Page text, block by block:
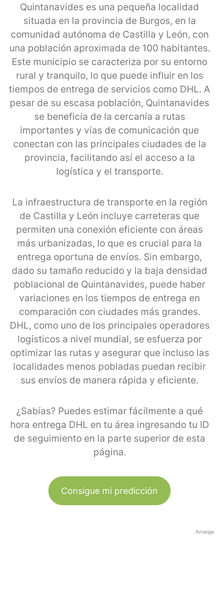
Quintanavides es una pequeña localidad
situada en la provincia de Burgos, en la
comunidad autónoma de Castilla y León, con
una población aproximada de 100 habitantes.
Este municipio se caracteriza por su entorno
rural y tranquilo, lo que puede influir en los
tiempos de entrega de servicios como DHL. A
pesar de su escasa población, Quintanavides
se beneficia de la cercanía a rutas
importantes y vías de comunicación que
conectan con las principales ciudades de la
provincia, facilitando así el acceso a la
logística y el transporte.
La infraestructura de transporte en la región
de Castilla y León incluye carreteras que
permiten una conexión eficiente con áreas
más urbanizadas, lo que es crucial para la
entrega oportuna de envíos. Sin embargo,
dado su tamaño reducido y la baja densidad
poblacional de Quintanavides, puede haber
variaciones en los tiempos de entrega en
comparación con ciudades más grandes.
DHL, como uno de los principales operadores
logísticos a nivel mundial, se esfuerza por
optimizar las rutas y asegurar que incluso las
localidades menos pobladas puedan recibir
sus envíos de manera rápida y eficiente.
¿Sabías? Puedes estimar fácilmente a qué
hora entrega DHL en tu área ingresando tu ID
de seguimiento en la parte superior de esta
página.
Consigue mi predicción
Anzeige